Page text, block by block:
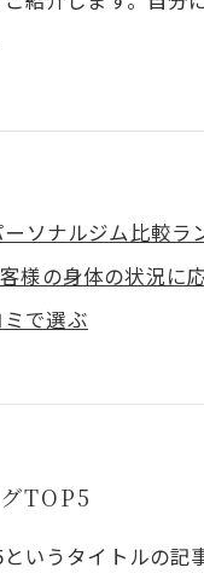
ーソナルジム比較ラ
様の身体の状況に
ミで選ぶ
短期間で効果を実
テラントレーナーが
TOP5
いうタイトルの